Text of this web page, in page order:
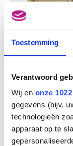
Toestemming
Verantwoord
Wij en onze
gegevens (bijv.
technologieën
apparaat op te
Bezoek van de H.
Anoniem